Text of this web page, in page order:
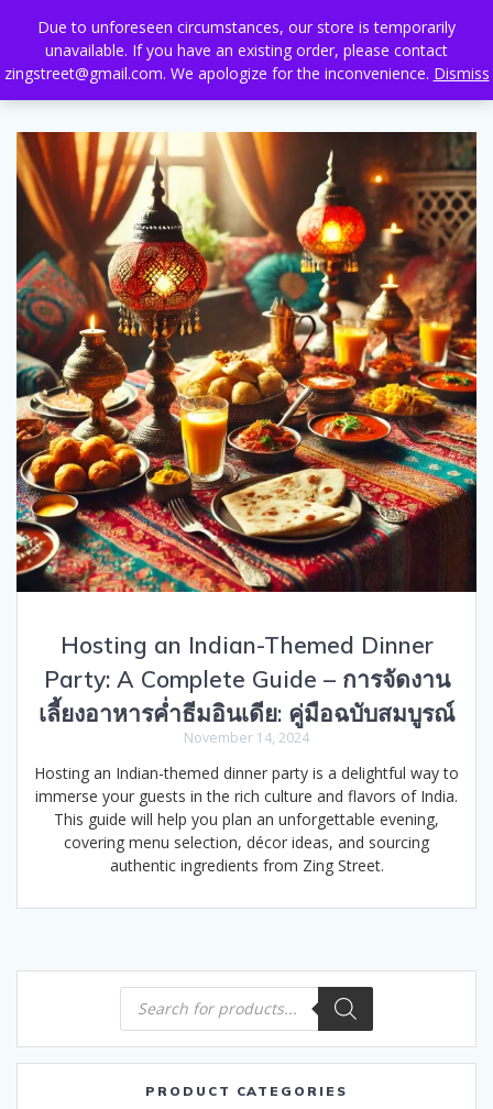
Due to unforeseen circumstances, our store is temporarily
unavailable. If you have an existing order, please contact
zingstreet@gmail.com. We apologize for the inconvenience. Dismiss
to
content
Hosting an Indian-Themed Dinner
Party: A Complete Guide – การจัดงาน
เลี้ยงอาหารค่ำธีมอินเดีย: คู่มือฉบับสมบูรณ์
November 14, 2024
Hosting an Indian-themed dinner party is a delightful way to
immerse your guests in the rich culture and flavors of India.
This guide will help you plan an unforgettable evening,
covering menu selection, décor ideas, and sourcing
authentic ingredients from Zing Street.
Products
search
PRODUCT CATEGORIES